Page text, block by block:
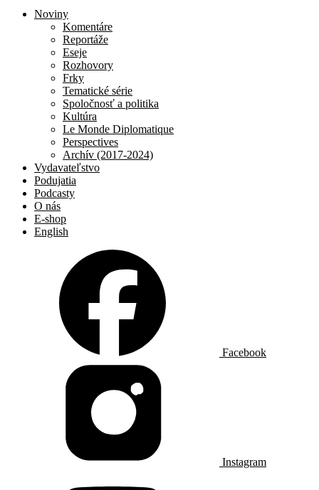
Noviny
Komentáre
Reportáže
Eseje
Rozhovory
Frky
Tematické série
Spoločnosť a politika
Kultúra
Le Monde Diplomatique
Perspectives
Archív (2017-2024)
Vydavateľstvo
Podujatia
Podcasty
O nás
E-shop
English
Facebook
Instagram